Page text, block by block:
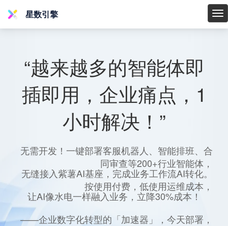
星
星数引擎
“越来越多的智能体即
插即用，企业痛点，1
小时解决！”
无需开发！一键部署客服机器人、智能排班、合
同审查等200+行业智能体，
无缝接入紫薯AI基座，完成业务工作流AI转化。
按使用付费，低使用运维成本，
让AI像水电一样融入业务，立降30%成本！
——企业数字化转型的「加速器」，今天部署，